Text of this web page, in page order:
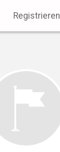
Registrieren